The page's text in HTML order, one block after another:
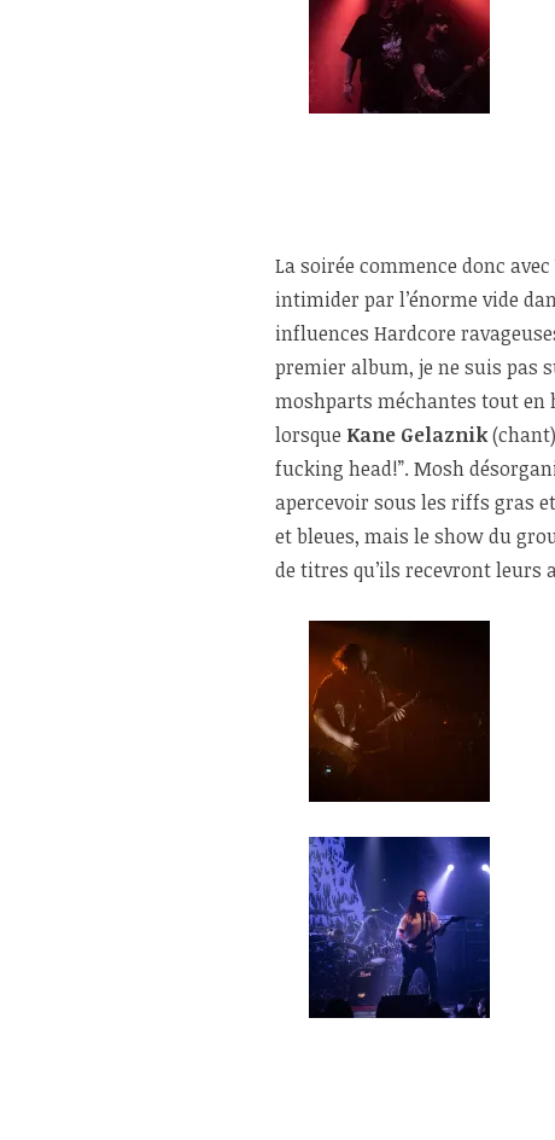
La soirée commence donc avec
intimider par l’énorme vide
influences Hardcore
premier album, je ne suis pas
moshparts méchantes tout
lorsque Kane Gelaznik
fucking head!”. Mosh
apercevoir sous les riffs gras
et bleues, mais le show du
de titres qu’ils recevront leurs